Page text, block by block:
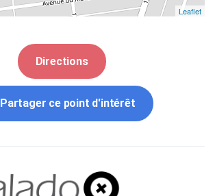
Leaflet
Directions
Partager ce point d'intérêt